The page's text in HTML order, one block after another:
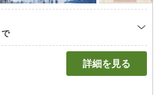
詳細を見る